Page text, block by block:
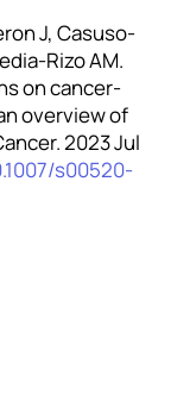
J, Casuso-
Rizo AM.
on cancer-
overview of
2023 Jul
s00520-